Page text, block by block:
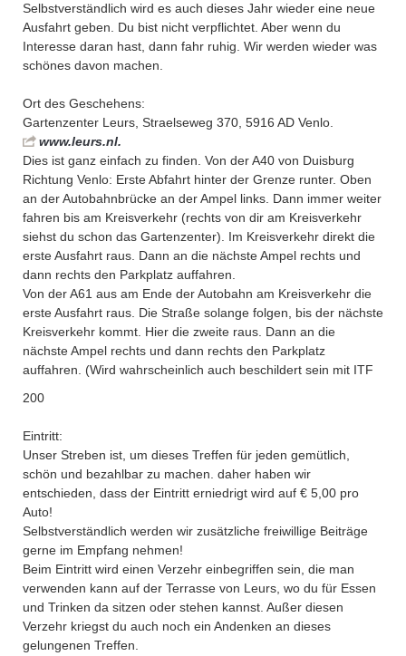
Selbstverständlich wird es auch dieses Jahr wieder eine neue
Ausfahrt geben. Du bist nicht verpflichtet. Aber wenn du
Interesse daran hast, dann fahr ruhig. Wir werden wieder was
schönes davon machen.
Ort des Geschehens:
Gartenzenter Leurs, Straelseweg 370, 5916 AD Venlo.
www.leurs.nl.
Dies ist ganz einfach zu finden. Von der A40 von Duisburg
Richtung Venlo: Erste Abfahrt hinter der Grenze runter. Oben
an der Autobahnbrücke an der Ampel links. Dann immer weiter
fahren bis am Kreisverkehr (rechts von dir am Kreisverkehr
siehst du schon das Gartenzenter). Im Kreisverkehr direkt die
erste Ausfahrt raus. Dann an die nächste Ampel rechts und
dann rechts den Parkplatz auffahren.
Von der A61 aus am Ende der Autobahn am Kreisverkehr die
erste Ausfahrt raus. Die Straße solange folgen, bis der nächste
Kreisverkehr kommt. Hier die zweite raus. Dann an die
nächste Ampel rechts und dann rechts den Parkplatz
auffahren. (Wird wahrscheinlich auch beschildert sein mit ITF
200
Eintritt:
Unser Streben ist, um dieses Treffen für jeden gemütlich,
schön und bezahlbar zu machen. daher haben wir
entschieden, dass der Eintritt erniedrigt wird auf € 5,00 pro
Auto!
Selbstverständlich werden wir zusätzliche freiwillige Beiträge
gerne im Empfang nehmen!
Beim Eintritt wird einen Verzehr einbegriffen sein, die man
verwenden kann auf der Terrasse von Leurs, wo du für Essen
und Trinken da sitzen oder stehen kannst. Außer diesen
Verzehr kriegst du auch noch ein Andenken an dieses
gelungenen Treffen.